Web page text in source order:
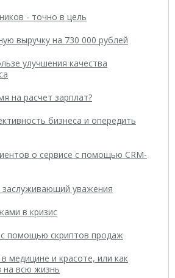
- точно в цель
выручку на 730 000 рублей
улучшения качества
на расчет зарплат?
бизнеса и опередить
о сервисе с помощью CRM-
заслуживающий уважения
в кризис
помощью скриптов продаж
медицине и красоте, или как
на всю жизнь